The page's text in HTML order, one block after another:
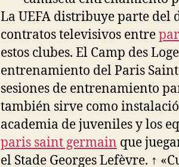
La UEFA distribuye parte del
contratos televisivos entre
estos clubes. El Camp des
entrenamiento del Paris
sesiones de entrenamiento
también sirve como
academia de juveniles y los
paris saint germain que
el Stade Georges Lefèvre. ↑